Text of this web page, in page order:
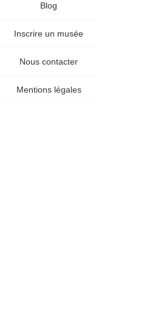
Blog
Inscrire un musée
Nous contacter
Mentions légales